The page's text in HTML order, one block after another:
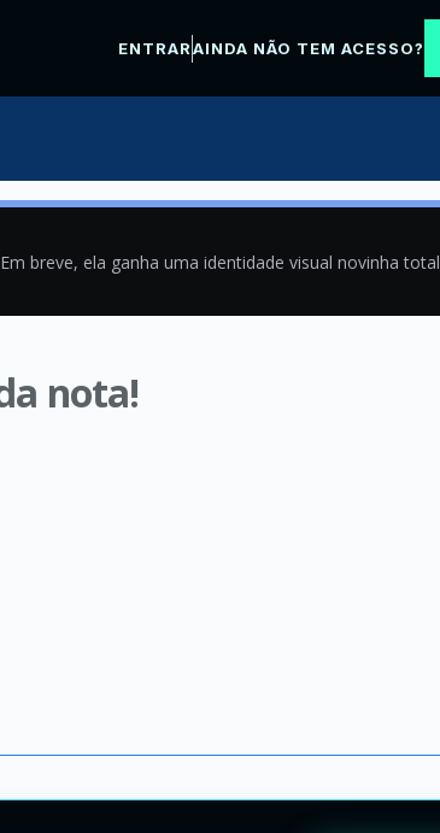
ENTRARAINDA NÃO TEM ACESSO?
breve, ela ganha uma identidade visual novinha
nota!